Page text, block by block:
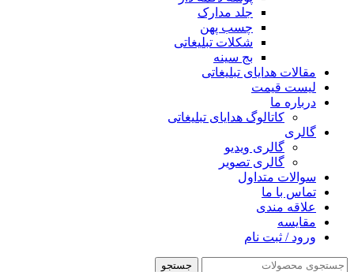
جلد مدارک
چسب پهن
شکلات تبلیغاتی
بج سینه
مقالات هدایای تبلیغاتی
لیست قیمت
درباره ما
کاتالوگ هدایای تبلیغاتی
گالری
گالری ویدیو
گالری تصویر
سوالات متداول
تماس با ما
علاقه مندی
مقايسه
ورود / ثبت نام
جستجو